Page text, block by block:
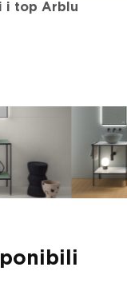
i top Arblu